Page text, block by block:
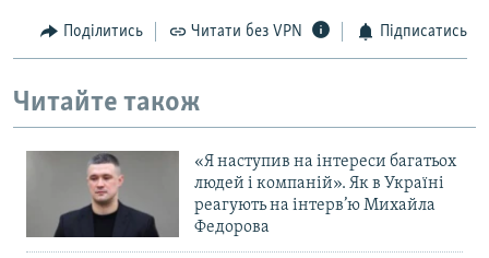
Поділитись Читати без VPN Підписатись
Читайте також
«Я наступив на інтереси багатьох
людей і компаній». Як в Україні
реагують на інтерв’ю Михайла
Федорова